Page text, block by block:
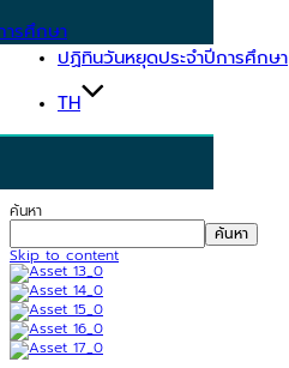
รศึกษา
ปฏิทินวันหยุดประจำปีการศึกษา
TH
ค้นหา
ค้นหา
Skip to content